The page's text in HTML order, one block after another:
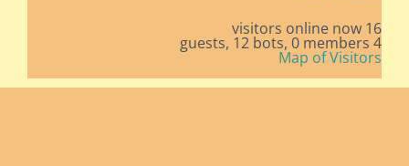
16 visitors online now
4 guests,
12 bots, 0 members
Map of Visitors